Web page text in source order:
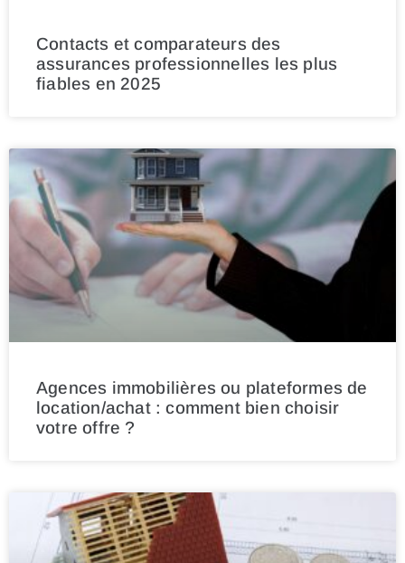
Contacts et comparateurs des
assurances professionnelles les plus
fiables en 2025
Agences immobilières ou plateformes de
location/achat : comment bien choisir
votre offre ?